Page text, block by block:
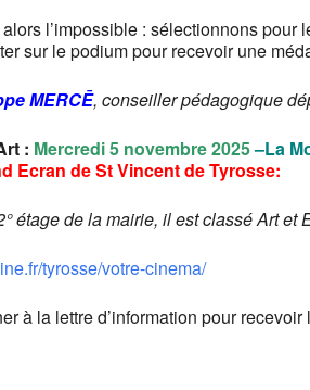
l’impossible : sélectionnons
sur le podium pour recevoir une
MERCĒ, conseiller pédagogique
: Mercredi 5 novembre 2025–La
Ecran de St Vincent de Tyrosse:
étage de la mairie, il est classé Art
tyrosse/votre-cinema/
à la lettre d’information pour